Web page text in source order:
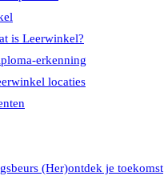
is Leerwinkel?
erkenning
locaties
(Her)ontdek je toekomst